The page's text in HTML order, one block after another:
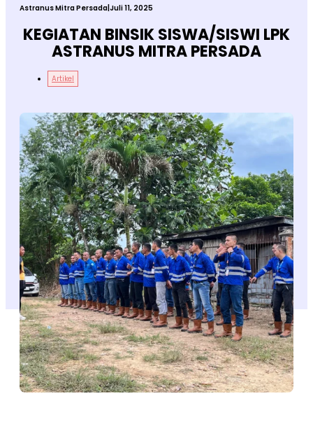
Astranus Mitra Persada Juli 11, 2025
KEGIATAN BINSIK SISWA/SISWI LPK
ASTRANUS MITRA PERSADA
Artikel